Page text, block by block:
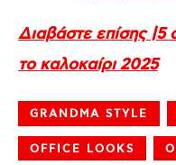
Διαβάστε επίσης |5
το καλοκαίρι 2025
GRANDMA STYLE
OFFICE LOOKS